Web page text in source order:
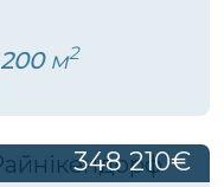
200м2
348 210€